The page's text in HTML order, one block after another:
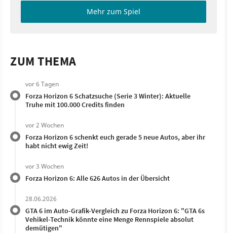
Mehr zum Spiel
ZUM THEMA
vor 6 Tagen
Forza Horizon 6 Schatzsuche (Serie 3 Winter): Aktuelle
Truhe mit 100.000 Credits finden
vor 2 Wochen
Forza Horizon 6 schenkt euch gerade 5 neue Autos, aber ihr
habt nicht ewig Zeit!
vor 3 Wochen
Forza Horizon 6: Alle 626 Autos in der Übersicht
28.06.2026
GTA 6 im Auto-Grafik-Vergleich zu Forza Horizon 6: "GTA 6s
Vehikel-Technik könnte eine Menge Rennspiele absolut
demütigen"